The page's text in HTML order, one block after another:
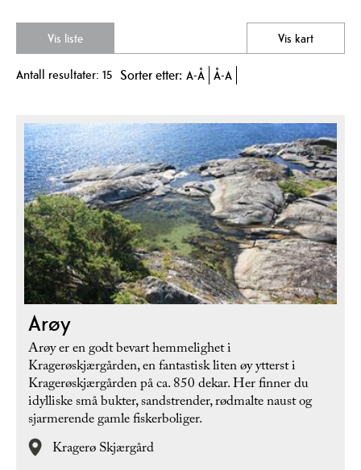
Vis liste Vis kart
Antall resultater: 15 Sorter etter: A-Å Å-A
Arøy
Arøy er en godt bevart hemmelighet i
Kragerøskjærgården, en fantastisk liten øy ytterst i
Kragerøskjærgården på ca. 850 dekar. Her finner du
idylliske små bukter, sandstrender, rødmalte naust og
sjarmerende gamle fiskerboliger.
Kragerø Skjærgård